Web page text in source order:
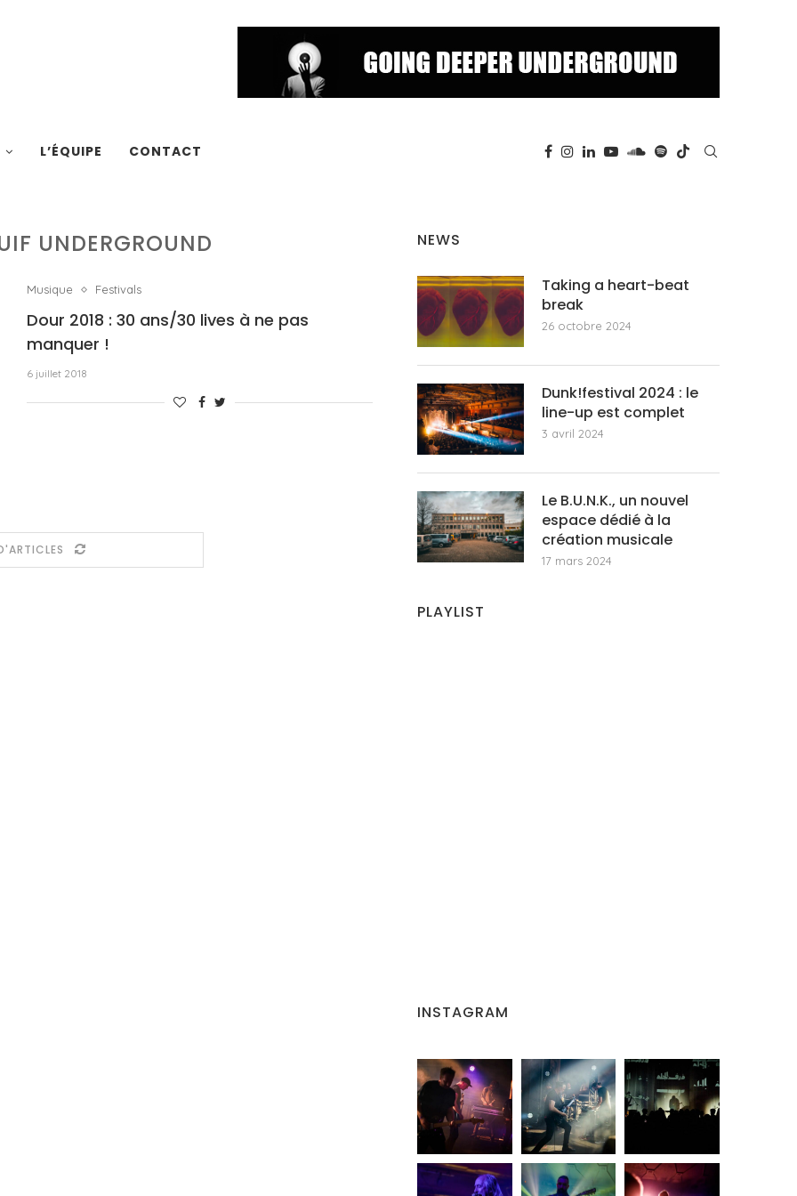
L’ÉQUIPE CONTACT
UNDERGROUND
Musique Festivals
Dour 2018 : 30 ans/30 lives à ne pas
manquer !
6 juillet 2018
NEWS
Taking a heart-beat
break
26 octobre 2024
Dunk!festival 2024 : le
line-up est complet
3 avril 2024
Le B.U.N.K., un nouvel
espace dédié à la
création musicale
17 mars 2024
PLAYLIST
INSTAGRAM